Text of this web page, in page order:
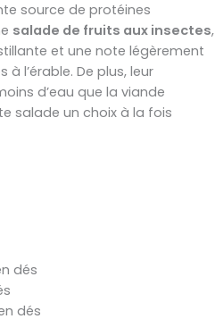
source de protéines
salade de fruits aux insectes,
et une note légèrement
à l’érable. De plus, leur
d’eau que la viande
salade un choix à la fois
dés
dés